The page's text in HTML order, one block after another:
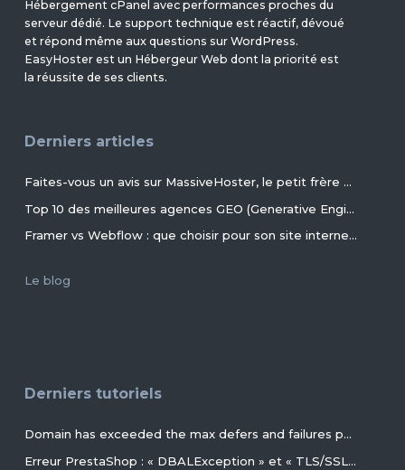
Hébergement cPanel avec performances proches du
serveur dédié. Le support technique est réactif, dévoué
et répond même aux questions sur WordPress.
EasyHoster est un Hébergeur Web dont la priorité est
la réussite de ses clients.
Derniers articles
Faites-vous un avis sur MassiveHoster, le petit frère d’EasyHoster incontournable pour les petits budgets !
Top 10 des meilleures agences GEO (Generative Engine Optimization) de France en 2026
Framer vs Webflow : que choisir pour son site internet ?
Le blog
Derniers tutoriels
Domain has exceeded the max defers and failures per hour (5/5 (100%)) allowed. Message discarded.
Erreur PrestaShop : « DBALException » et « TLS/SSL invalid directory » avec MariaDB 11.4+ en 2026+